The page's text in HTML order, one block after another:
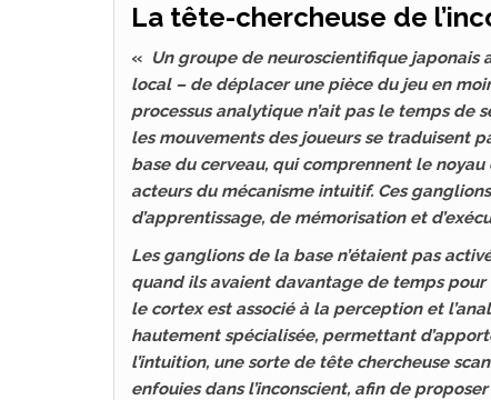
La tête-chercheuse de
« Un groupe de neuroscientifique japonais
local – de déplacer une pièce du jeu en
processus analytique n’ait pas le temps de
les mouvements des joueurs se traduisent
base du cerveau, qui comprennent le
acteurs du mécanisme intuitif. Ces
d’apprentissage, de mémorisation et
Les ganglions de la base n’étaient pas
quand ils avaient davantage de temps pour
le cortex est associé à la perception et
hautement spécialisée, permettant
l’intuition, une sorte de tête chercheuse
enfouies dans l’inconscient, afin de